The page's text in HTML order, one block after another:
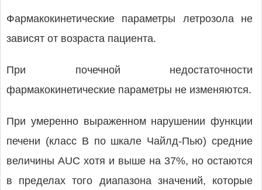
Фармакокинетические параметры летрозола не
зависят от возраста пациента.
При почечной недостаточности
фармакокинетические параметры не изменяются.
При умеренно выраженном нарушении функции
печени (класс B по шкале Чайлд-Пью) средние
величины AUC хотя и выше на 37%, но остаются
в пределах того диапазона значений, которые